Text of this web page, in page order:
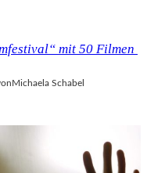
mit 50 Filmen
Michaela Schabel